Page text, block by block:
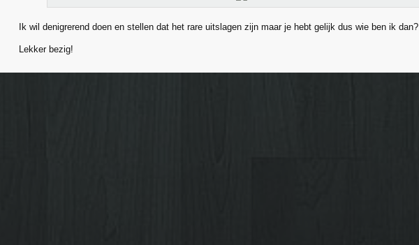
Ik wil denigrerend doen en stellen dat het rare uitslagen zijn maar je hebt gelijk dus wie ben ik dan?
Lekker bezig!